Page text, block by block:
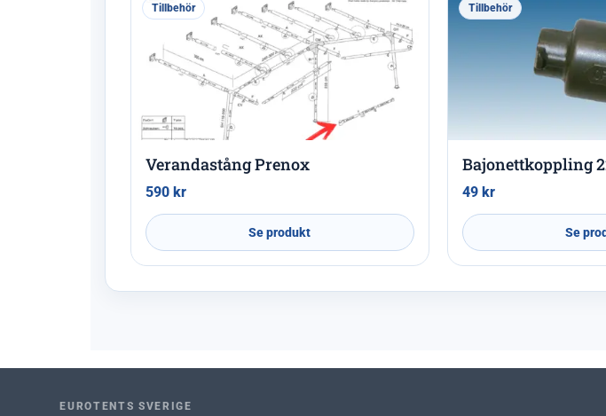
Tillbehör
Verandastång Prenox
590 kr
Se produkt
Tillbehör
Bajonettkoppling
49 kr
Se
EUROTENTS SVERIGE